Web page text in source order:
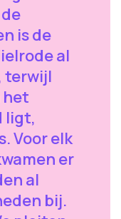
is de
al
terwijl
het
ligt,
Voor elk
er
al
bij.